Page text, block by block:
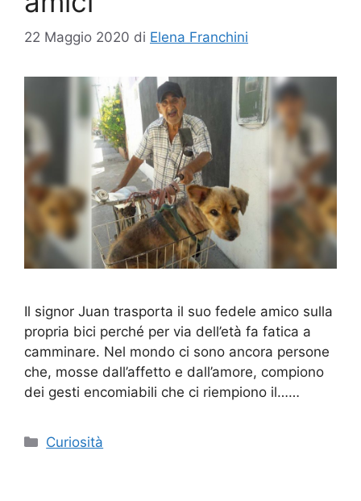
22 Maggio 2020 di Elena Franchini
Il signor Juan trasporta il suo fedele amico sulla
propria bici perché per via dell’età fa fatica a
camminare. Nel mondo ci sono ancora persone
che, mosse dall’affetto e dall’amore, compiono
dei gesti encomiabili che ci riempiono il……
Categorie
Curiosità